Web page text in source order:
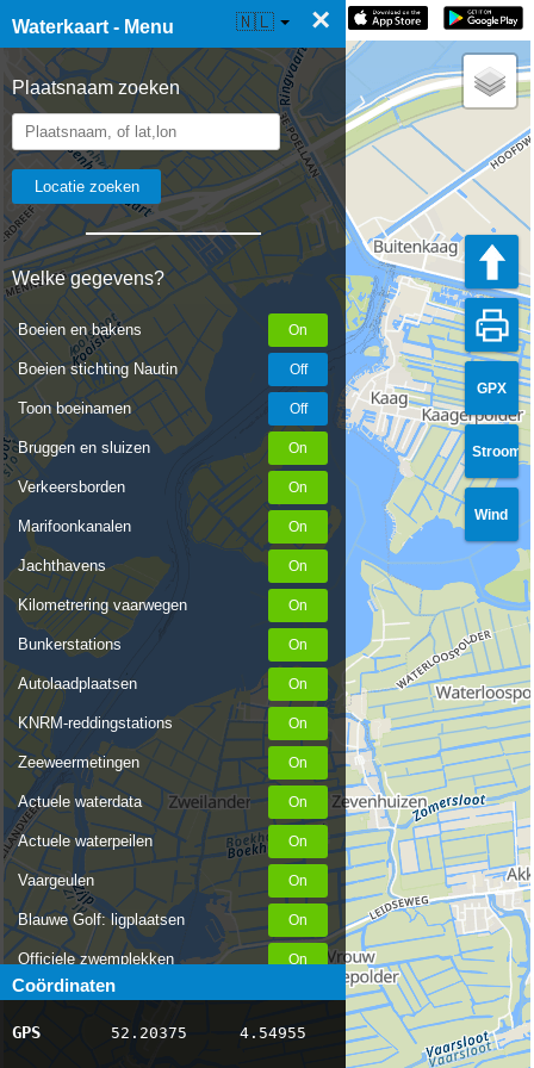
Waterkaart - Menu ×
Plaatsnaam zoeken
Welke gegevens?
Boeien en bakens
Boeien stichting Nautin
Toon boeinamen
Bruggen en sluizen
Verkeersborden
Marifoonkanalen
Jachthavens
Kilometrering vaarwegen
Bunkerstations
Autolaadplaatsen
KNRM-reddingstations
Zeeweermetingen
Actuele waterdata
Actuele waterpeilen
Vaargeulen
Blauwe Golf: ligplaatsen
Officiele zwemplekken
Stremmingen/hinder
AIS scheepsposities
Coördinaten
GPS 52.20375 4.54955
☰ Waterkaart Live 🇳🇱
GPX
Stroom
Wind